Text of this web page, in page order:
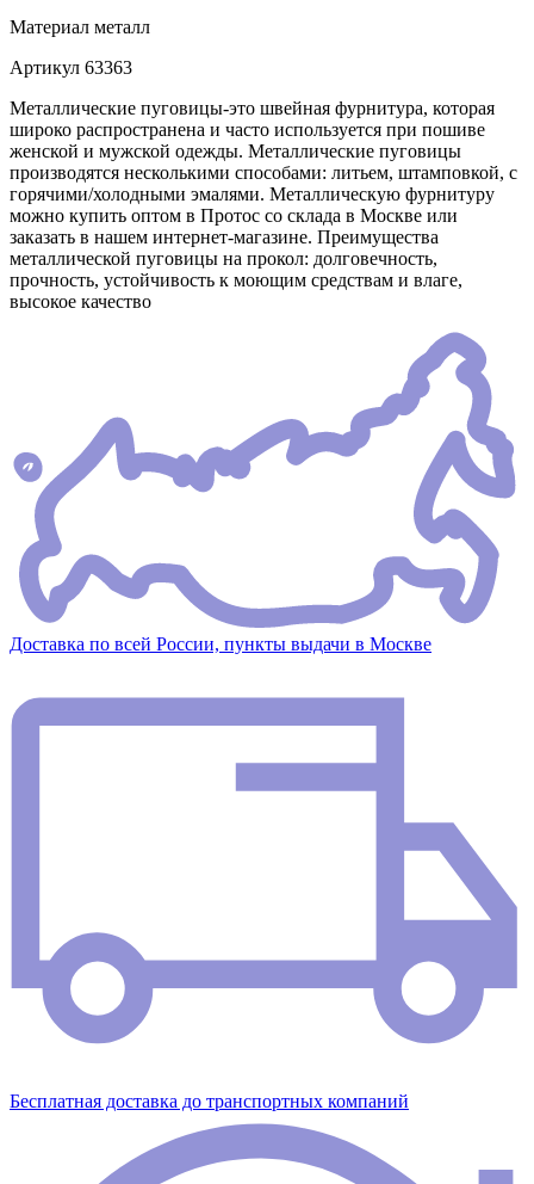
Материал металл
Артикул 63363
Металлические пуговицы-это швейная фурнитура, которая
широко распространена и часто используется при пошиве
женской и мужской одежды. Металлические пуговицы
производятся несколькими способами: литьем, штамповкой, с
горячими/холодными эмалями. Металлическую фурнитуру
можно купить оптом в Протос со склада в Москве или
заказать в нашем интернет-магазине. Преимущества
металлической пуговицы на прокол: долговечность,
прочность, устойчивость к моющим средствам и влаге,
высокое качество
Доставка по всей России, пункты выдачи в Москве
Бесплатная доставка до транспортных компаний